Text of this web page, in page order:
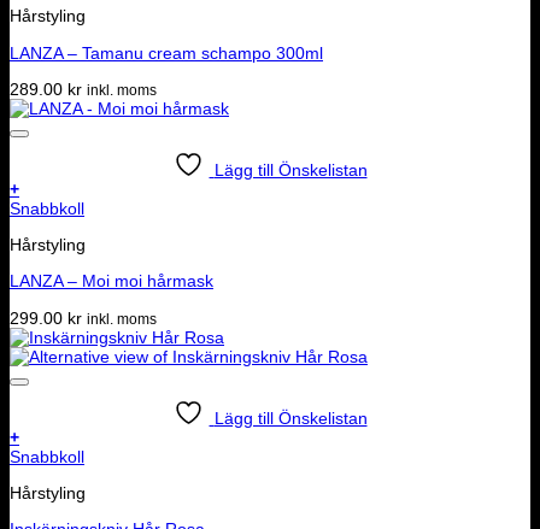
Hårstyling
LANZA – Tamanu cream schampo 300ml
289.00 kr inkl. moms
Lägg till Önskelistan
+
Snabbkoll
Hårstyling
LANZA – Moi moi hårmask
299.00 kr inkl. moms
Lägg till Önskelistan
+
Snabbkoll
Hårstyling